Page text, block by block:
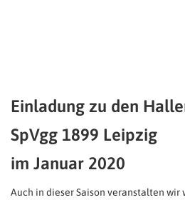
Einladung zu den
SpVgg 1899 Leipzig
im Januar 2020
Auch in dieser Saison veranstalten wir